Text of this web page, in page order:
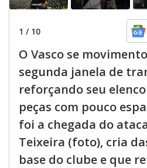
1 / 10
O Vasco se
segunda janela de
reforçando seu
peças com pouco
foi a chegada do
Teixeira (foto), cria
base do clube e que